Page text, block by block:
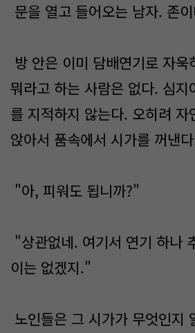
문을 열고 들어오는 남자. 존
방 안은 이미 담배연기로 자
뭐라고 하는 사람은 없다. 심지
를 지적하지 않는다. 오히려 자
앉아서 품속에서 시가를 꺼낸
"아, 피워도 됩니까?"
"상관없네. 여기서 연기 하나
이는 없겠지."
노인들은 그 시가가 무엇인지